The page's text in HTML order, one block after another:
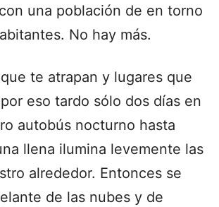
una población de en torno
No hay más.
te atrapan y lugares que
eso tardo sólo dos días en
autobús nocturno hasta
llena ilumina levemente las
alrededor. Entonces se
de las nubes y de